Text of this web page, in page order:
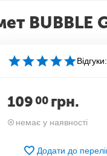
BUBBLE
109 00 грн.
немає у наявності
Додати до